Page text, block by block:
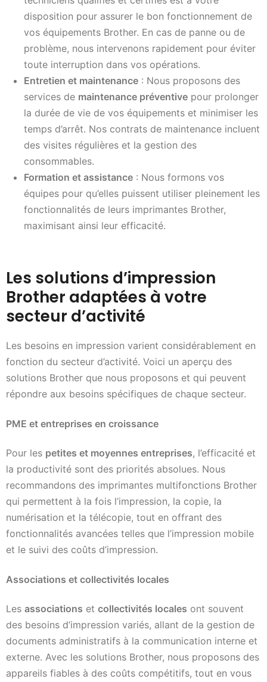
disposition pour assurer le bon fonctionnement de
vos équipements Brother. En cas de panne ou de
problème, nous intervenons rapidement pour éviter
toute interruption dans vos opérations.
Entretien et maintenance : Nous proposons des
services de maintenance préventive pour prolonger
la durée de vie de vos équipements et minimiser les
temps d’arrêt. Nos contrats de maintenance incluent
des visites régulières et la gestion des
consommables.
Formation et assistance : Nous formons vos
équipes pour qu’elles puissent utiliser pleinement les
fonctionnalités de leurs imprimantes Brother,
maximisant ainsi leur efficacité.
Les solutions d’impression
Brother adaptées à votre
secteur d’activité
Les besoins en impression varient considérablement en
fonction du secteur d’activité. Voici un aperçu des
solutions Brother que nous proposons et qui peuvent
répondre aux besoins spécifiques de chaque secteur.
PME et entreprises en croissance
Pour les petites et moyennes entreprises, l’efficacité et
la productivité sont des priorités absolues. Nous
recommandons des imprimantes multifonctions Brother
qui permettent à la fois l’impression, la copie, la
numérisation et la télécopie, tout en offrant des
fonctionnalités avancées telles que l’impression mobile
et le suivi des coûts d’impression.
Associations et collectivités locales
Les associations et collectivités locales ont souvent
des besoins d’impression variés, allant de la gestion de
documents administratifs à la communication interne et
externe. Avec les solutions Brother, nous proposons des
appareils fiables à des coûts compétitifs, tout en vous